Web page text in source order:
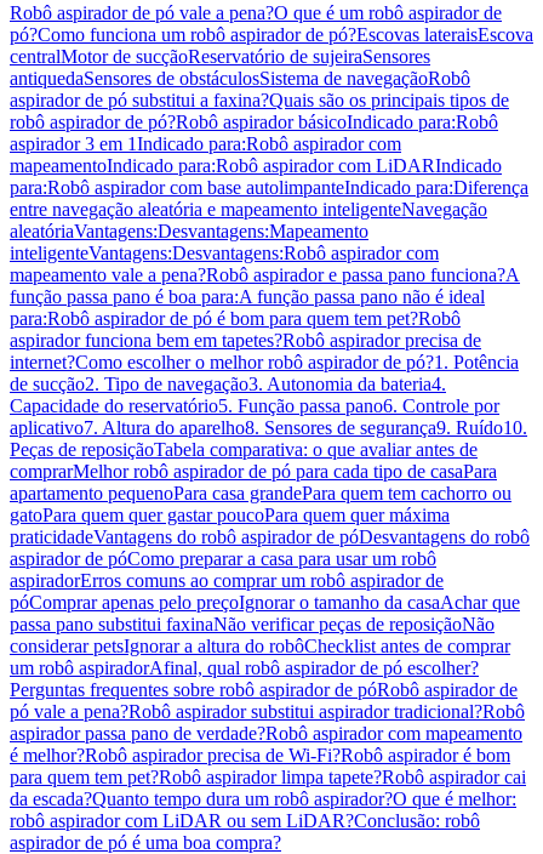
Robô aspirador de pó vale a pena?O que é um robô aspirador de
pó?Como funciona um robô aspirador de pó?Escovas lateraisEscova
centralMotor de sucçãoReservatório de sujeiraSensores
antiquedaSensores de obstáculosSistema de navegaçãoRobô
aspirador de pó substitui a faxina?Quais são os principais tipos de
robô aspirador de pó?Robô aspirador básicoIndicado para:Robô
aspirador 3 em 1Indicado para:Robô aspirador com
mapeamentoIndicado para:Robô aspirador com LiDARIndicado
para:Robô aspirador com base autolimpanteIndicado para:Diferença
entre navegação aleatória e mapeamento inteligenteNavegação
aleatóriaVantagens:Desvantagens:Mapeamento
inteligenteVantagens:Desvantagens:Robô aspirador com
mapeamento vale a pena?Robô aspirador e passa pano funciona?A
função passa pano é boa para:A função passa pano não é ideal
para:Robô aspirador de pó é bom para quem tem pet?Robô
aspirador funciona bem em tapetes?Robô aspirador precisa de
internet?Como escolher o melhor robô aspirador de pó?1. Potência
de sucção2. Tipo de navegação3. Autonomia da bateria4.
Capacidade do reservatório5. Função passa pano6. Controle por
aplicativo7. Altura do aparelho8. Sensores de segurança9. Ruído10.
Peças de reposiçãoTabela comparativa: o que avaliar antes de
comprarMelhor robô aspirador de pó para cada tipo de casaPara
apartamento pequenoPara casa grandePara quem tem cachorro ou
gatoPara quem quer gastar poucoPara quem quer máxima
praticidadeVantagens do robô aspirador de póDesvantagens do robô
aspirador de póComo preparar a casa para usar um robô
aspiradorErros comuns ao comprar um robô aspirador de
póComprar apenas pelo preçoIgnorar o tamanho da casaAchar que
passa pano substitui faxinaNão verificar peças de reposiçãoNão
considerar petsIgnorar a altura do robôChecklist antes de comprar
um robô aspiradorAfinal, qual robô aspirador de pó escolher?
Perguntas frequentes sobre robô aspirador de póRobô aspirador de
pó vale a pena?Robô aspirador substitui aspirador tradicional?Robô
aspirador passa pano de verdade?Robô aspirador com mapeamento
é melhor?Robô aspirador precisa de Wi-Fi?Robô aspirador é bom
para quem tem pet?Robô aspirador limpa tapete?Robô aspirador cai
da escada?Quanto tempo dura um robô aspirador?O que é melhor:
robô aspirador com LiDAR ou sem LiDAR?Conclusão: robô
aspirador de pó é uma boa compra?